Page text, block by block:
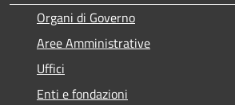
Organi di Governo
Aree Amministrative
Uffici
Enti e fondazioni